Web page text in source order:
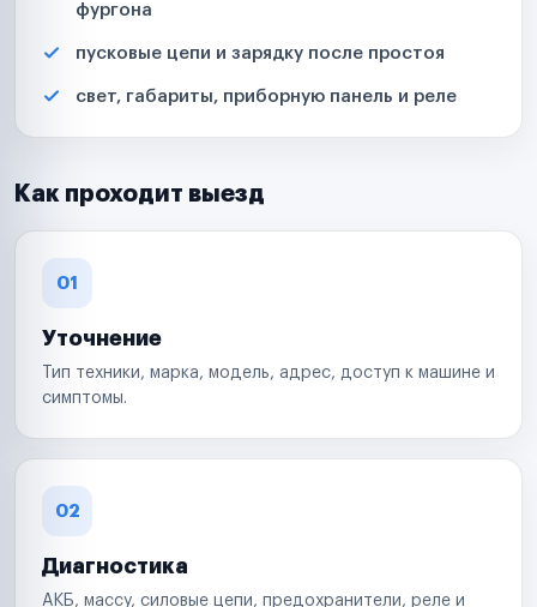
фургона
пусковые цепи и зарядку после простоя
свет, габариты, приборную панель и реле
Как проходит выезд
01
Уточнение
Тип техники, марка, модель, адрес, доступ к машине и
симптомы.
02
Диагностика
АКБ, массу, силовые цепи, предохранители, реле и